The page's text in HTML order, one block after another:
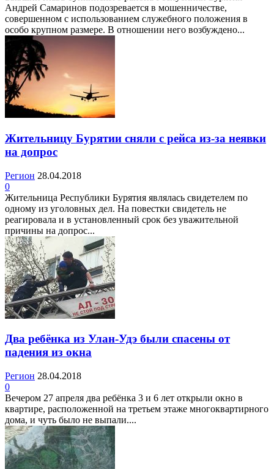
Андрей Самаринов подозревается в мошенничестве,
совершенном с использованием служебного положения в
особо крупном размере. В отношении него возбуждено...
Жительницу Бурятии сняли с рейса из-за неявки
на допрос
Регион 28.04.2018
0
Жительница Республики Бурятия являлась свидетелем по
одному из уголовных дел. На повестки свидетель не
реагировала и в установленный срок без уважительной
причины на допрос...
Два ребёнка из Улан-Удэ были спасены от
падения из окна
Регион 28.04.2018
0
Вечером 27 апреля два ребёнка 3 и 6 лет открыли окно в
квартире, расположенной на третьем этаже многоквартирного
дома, и чуть было не выпали....